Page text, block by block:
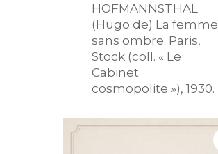
HOFMANNSTHAL
(Hugo de) La femme
sans ombre. Paris,
Stock (coll. « Le
Cabinet
cosmopolite »), 1930.